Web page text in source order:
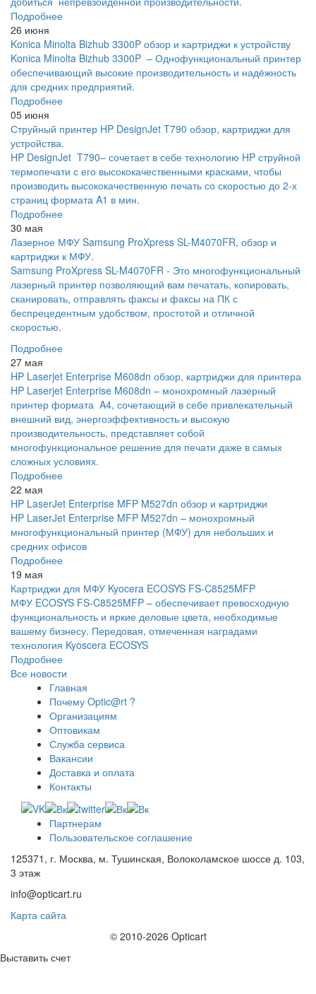
Подробнее
26 июня
Konica Minolta Bizhub 3300P обзор и картриджи к устройству
Konica Minolta Bizhub 3300P – Однофункциональный принтер
обеспечивающий высокие производительность и надёжность
для средних предприятий.
Подробнее
05 июня
Струйный принтер HP DesignJet T790 обзор, картриджи для
устройства.
HP DesignJet T790– сочетает в себе технологию HP струйной
термопечати с его высококачественными красками, чтобы
производить высококачественную печать со скоростью до 2-х
страниц формата A1 в мин.
Подробнее
30 мая
Лазерное МФУ Samsung ProXpress SL-M4070FR, обзор и
картриджи к МФУ.
Samsung ProXpress SL-M4070FR - Это многофункциональный
лазерный принтер позволяющий вам печатать, копировать,
сканировать, отправлять факсы и факсы на ПК с
беспрецедентным удобством, простотой и отличной
скоростью.
Подробнее
27 мая
HP Laserjet Enterprise M608dn обзор, картриджи для принтера
HP Laserjet Enterprise M608dn – монохромный лазерный
принтер формата A4, сочетающий в себе привлекательный
внешний вид, энергоэффективность и высокую
производительность, представляет собой
многофункциональное решение для печати даже в самых
сложных условиях.
Подробнее
22 мая
HP LaserJet Enterprise MFP M527dn обзор и картриджи
HP LaserJet Enterprise MFP M527dn – монохромный
многофункциональный принтер (МФУ) для небольших и
средних офисов
Подробнее
19 мая
Картриджи для МФУ Kyocera ECOSYS FS-C8525MFP
МФУ ECOSYS FS-C8525MFP – обеспечивает превосходную
функциональность и яркие деловые цвета, необходимые
вашему бизнесу. Передовая, отмеченная наградами
технология Kyoscera ECOSYS
Подробнее
Все новости
Главная
Почему Optic@rt ?
Организациям
Оптовикам
Служба сервиса
Вакансии
Доставка и оплата
Контакты
Партнерам
Пользовательское соглашение
125371, г. Москва, м. Тушинская, Волоколамское шоссе д. 103,
3 этаж
info@opticart.ru
Карта сайта
© 2010-2026 Opticart
Выставить счет